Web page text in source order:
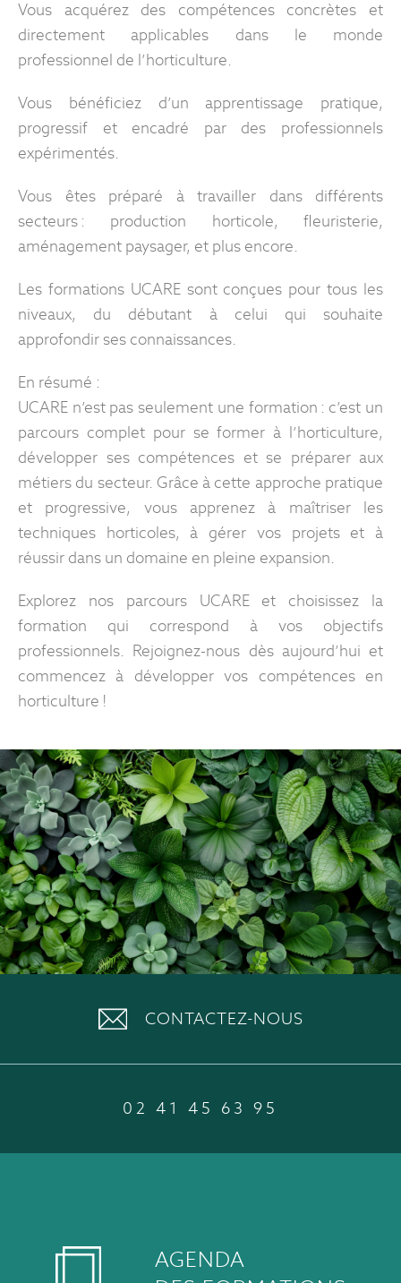
Vous acquérez des compétences concrètes et
directement applicables dans le monde
professionnel de l’horticulture.
Vous bénéficiez d’un apprentissage pratique,
progressif et encadré par des professionnels
expérimentés.
Vous êtes préparé à travailler dans différents
secteurs : production horticole, fleuristerie,
aménagement paysager, et plus encore.
Les formations UCARE sont conçues pour tous les
niveaux, du débutant à celui qui souhaite
approfondir ses connaissances.
En résumé :
UCARE n’est pas seulement une formation : c’est un
parcours complet pour se former à l’horticulture,
développer ses compétences et se préparer aux
métiers du secteur. Grâce à cette approche pratique
et progressive, vous apprenez à maîtriser les
techniques horticoles, à gérer vos projets et à
réussir dans un domaine en pleine expansion.
Explorez nos parcours UCARE et choisissez la
formation qui correspond à vos objectifs
professionnels. Rejoignez-nous dès aujourd’hui et
commencez à développer vos compétences en
horticulture !
CONTACTEZ-NOUS
02 41 45 63 95
AGENDA